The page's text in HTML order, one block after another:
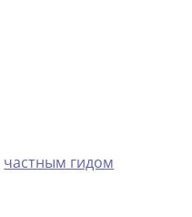
частным гидом